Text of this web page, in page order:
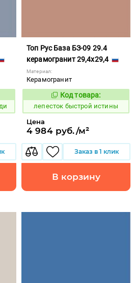
Топ Рус База БЗ-09 29.4
керамогранит 29,4x29,4
Материал:
Керамогранит
860411
Код товара:
лепесток быстрой истины
Цена
4 984 руб./м²
Заказ в 1 клик
В корзину